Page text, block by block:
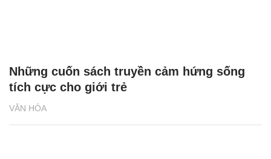
VĂN HÓA
Những cuốn sách truyền cảm hứng sống
tích cực cho giới trẻ